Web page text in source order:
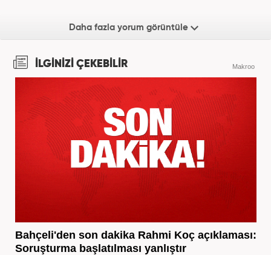
Daha fazla yorum görüntüle
İLGİNİZİ ÇEKEBİLİR Makroo
Bahçeli'den son dakika Rahmi Koç açıklaması:
Soruşturma başlatılması yanlıştır